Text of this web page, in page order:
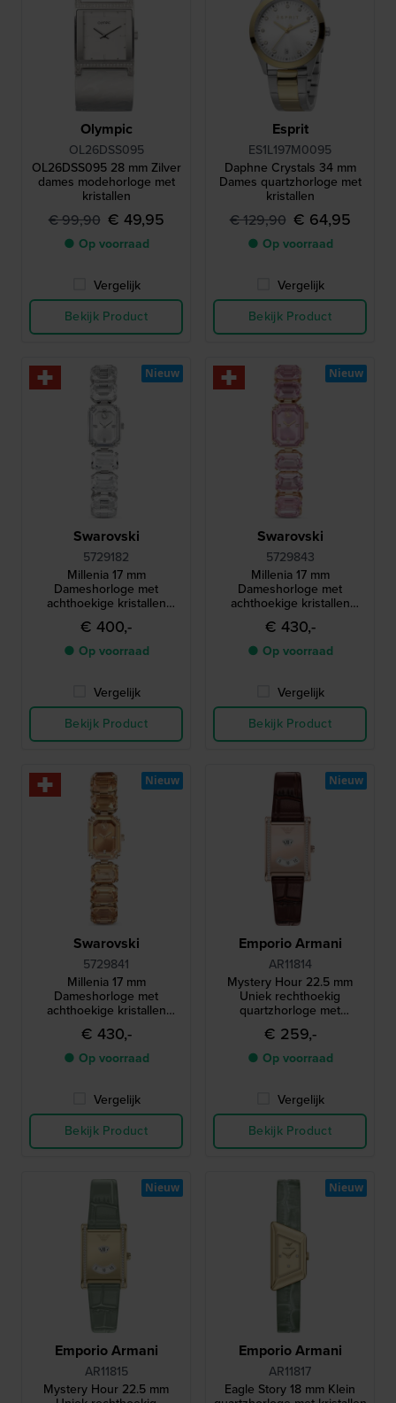
Olympic
OL26DSS095
OL26DSS095 28 mm Zilver
dames modehorloge met
kristallen
€ 99,90 € 49,95
● Op voorraad
Vergelijk
Bekijk Product
Esprit
ES1L197M0095
Daphne Crystals 34 mm
Dames quartzhorloge met
kristallen
€ 129,90 € 64,95
● Op voorraad
Vergelijk
Bekijk Product
Swarovski
5729182
Millenia 17 mm
Dameshorloge met
achthoekige kristallen
armband
€ 400,-
● Op voorraad
Vergelijk
Bekijk Product
Nieuw
Swarovski
5729843
Millenia 17 mm
Dameshorloge met
achthoekige kristallen
armband
€ 430,-
● Op voorraad
Vergelijk
Bekijk Product
Nieuw
Swarovski
5729841
Millenia 17 mm
Dameshorloge met
achthoekige kristallen
armband
€ 430,-
● Op voorraad
Vergelijk
Bekijk Product
Nieuw
Emporio Armani
AR11814
Mystery Hour 22.5 mm
Uniek rechthoekig
quartzhorloge met
springend uur en kristallen
€ 259,-
● Op voorraad
Vergelijk
Bekijk Product
Nieuw
Emporio Armani
AR11815
Mystery Hour 22.5 mm
Nieuw
Emporio Armani
AR11817
Eagle Story 18 mm Klein
Nieuw